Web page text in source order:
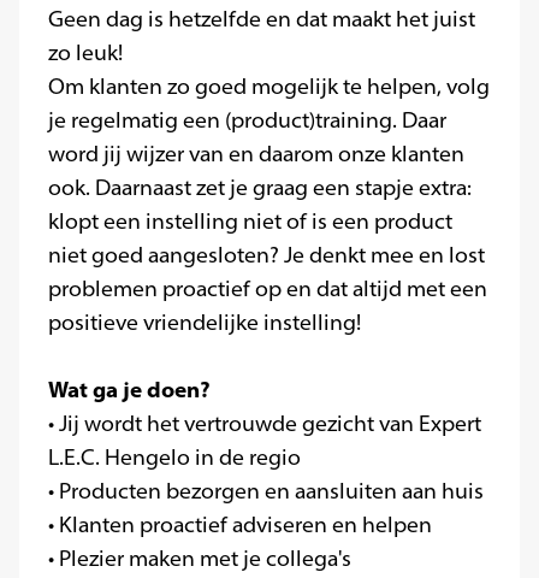
Geen dag is hetzelfde en dat maakt het juist
zo leuk!
Om klanten zo goed mogelijk te helpen, volg
je regelmatig een (product)training. Daar
word jij wijzer van en daarom onze klanten
ook. Daarnaast zet je graag een stapje extra:
klopt een instelling niet of is een product
niet goed aangesloten? Je denkt mee en lost
problemen proactief op en dat altijd met een
positieve vriendelijke instelling!
Wat ga je doen?
• Jij wordt het vertrouwde gezicht van Expert
L.E.C. Hengelo in de regio
• Producten bezorgen en aansluiten aan huis
• Klanten proactief adviseren en helpen
• Plezier maken met je collega's